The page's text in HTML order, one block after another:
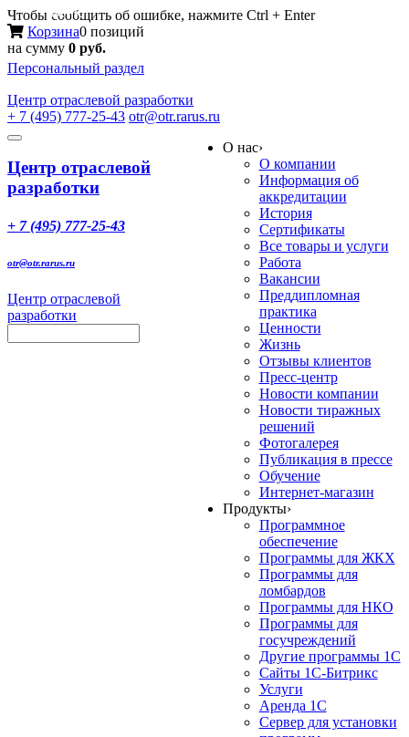
Чтобы сообщить об ошибке, нажмите Ctrl + Enter
Корзина0 позиций
на сумму 0 руб.
Персональный раздел
Центр отраслевой разработки
+ 7 (495) 777-25-43 otr@otr.rarus.ru
Toggle
Меню
Центр отраслевой
разработки
+ 7 (495) 777-25-43
otr@otr.rarus.ru
Центр отраслевой
разработки
О нас›
О компании
Информация об
аккредитации
История
Сертификаты
Все товары и услуги
Работа
Вакансии
Преддипломная
практика
Ценности
Жизнь
Отзывы клиентов
Пресс-центр
Новости компании
Новости тиражных
решений
Фотогалерея
Публикация в прессе
Обучение
Интернет-магазин
Продукты›
Программное
обеспечение
Программы для ЖКХ
Программы для
ломбардов
Программы для НКО
Программы для
госучреждений
Другие программы 1С
Сайты 1С-Битрикс
Услуги
Аренда 1С
Сервер для установки